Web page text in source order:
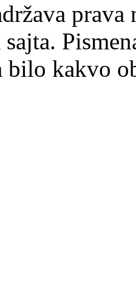
sajta.
bilo kakvo